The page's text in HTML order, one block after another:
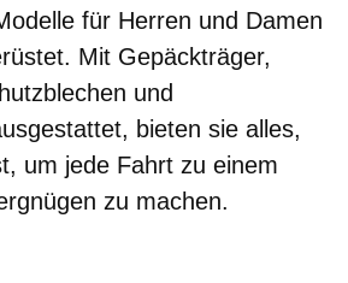
für Herren und Damen
Mit Gepäckträger,
und
bieten sie alles,
um jede Fahrt zu einem
zu machen.